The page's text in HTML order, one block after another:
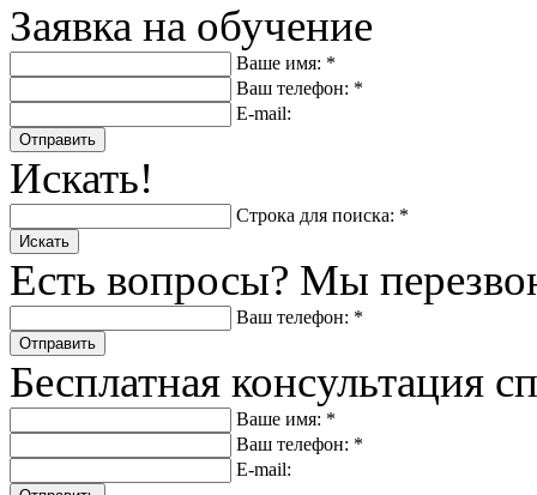
Заявка на обучение
Ваше имя: *
Ваш телефон: *
E-mail:
Отправить
Искать!
Строка для поиска: *
Искать
Есть вопросы? Мы
Ваш телефон: *
Отправить
Бесплатная консультация
Ваше имя: *
Ваш телефон: *
E-mail: